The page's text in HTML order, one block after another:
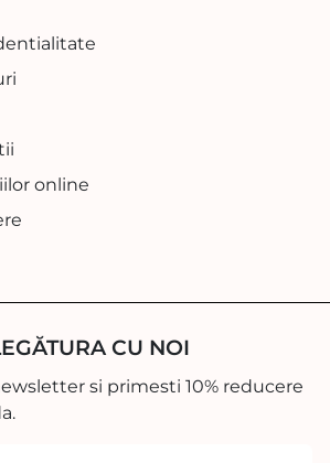
online
CU NOI
si primesti 10% reducere